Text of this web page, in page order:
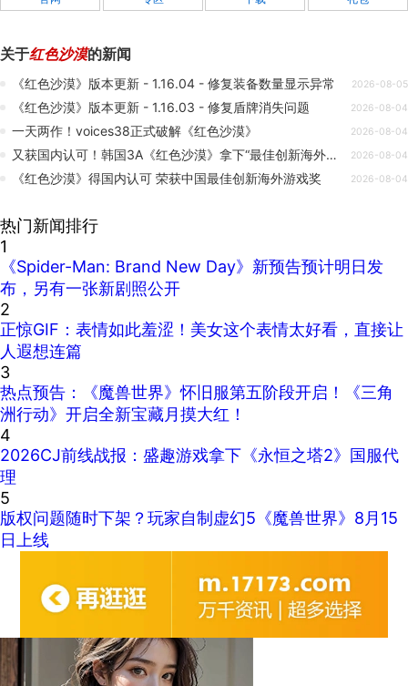
关于红色沙漠的新闻
《红色沙漠》版本更新 - 1.16.04 - 修复装备数量显示异常 2026-08-05
《红色沙漠》版本更新 - 1.16.03 - 修复盾牌消失问题 2026-08-04
一天两作！voices38正式破解《红色沙漠》 2026-08-04
又获国内认可！韩国3A《红色沙漠》拿下“最佳创新海外游戏奖” 2026-08-04
《红色沙漠》得国内认可 荣获中国最佳创新海外游戏奖 2026-08-04
热门新闻排行
1
《Spider-Man: Brand New Day》新预告预计明日发
布，另有一张新剧照公开
2
正惊GIF：表情如此羞涩！美女这个表情太好看，直接让
人遐想连篇
3
热点预告：《魔兽世界》怀旧服第五阶段开启！《三角
洲行动》开启全新宝藏月摸大红！
4
2026CJ前线战报：盛趣游戏拿下《永恒之塔2》国服代
理
5
版权问题随时下架？玩家自制虚幻5《魔兽世界》8月15
日上线